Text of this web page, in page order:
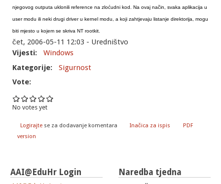
njegovog outputa uklonili reference na zloćudni kod. Na ovaj način, svaka aplikacija u
user modu ili neki drugi driver u kernel modu, a koji zahtjevaju listanje direktorija, mogu
biti mjesto u kojem se skriva NT rootkit.
čet, 2006-05-11 12:03 - Uredništvo
Vijesti:
Windows
Kategorije:
Sigurnost
Vote:
No votes yet
Logirajtese za dodavanje komentara Inačica za ispis
PDF
version
AAI@EduHr Login Naredba tjedna